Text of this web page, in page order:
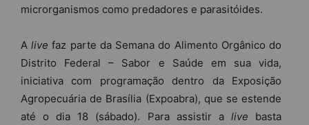
microrganismos como predadores e parasitóides.
Alive faz parte da Semana do Alimento Orgânico do
Distrito Federal – Sabor e Saúde em sua vida,
iniciativa com programação dentro da Exposição
Agropecuária de Brasília (Expoabra), que se estende
até o dia 18 (sábado). Para assistir a live basta